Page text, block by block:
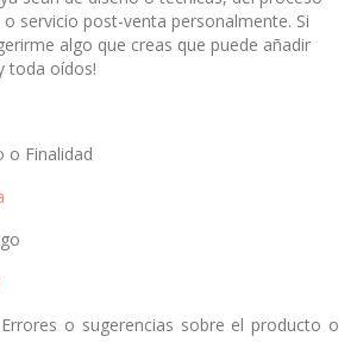
servicio post-venta personalmente. Si
algo que creas que puede añadir
toda oídos!
o Finalidad
o sugerencias sobre el producto o